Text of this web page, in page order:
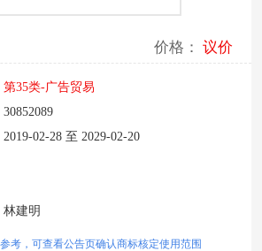
价格： 议价
第35类-广告贸易
30852089
2019-02-28 至 2029-02-20
林建明
考，可查看公告页确认商标核定使用范围